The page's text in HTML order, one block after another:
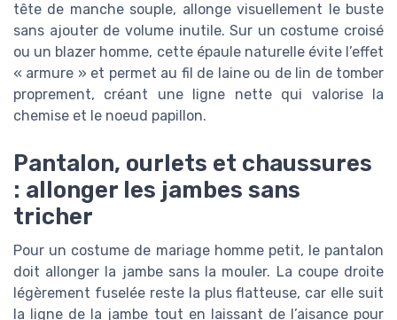
tête de manche souple, allonge visuellement le buste
sans ajouter de volume inutile. Sur un costume croisé
ou un blazer homme, cette épaule naturelle évite l’effet
« armure » et permet au fil de laine ou de lin de tomber
proprement, créant une ligne nette qui valorise la
chemise et le noeud papillon.
Pantalon, ourlets et chaussures
: allonger les jambes sans
tricher
Pour un costume de mariage homme petit, le pantalon
doit allonger la jambe sans la mouler. La coupe droite
légèrement fuselée reste la plus flatteuse, car elle suit
la ligne de la jambe tout en laissant de l’aisance pour